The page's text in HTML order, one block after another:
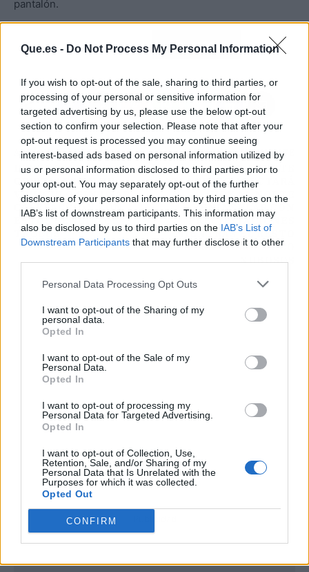
Que.es - Do Not Process My Personal Information
If you wish to opt-out of the sale, sharing to third parties, or
processing of your personal or sensitive information for
targeted advertising by us, please use the below opt-out
section to confirm your selection. Please note that after your
opt-out request is processed you may continue seeing
interest-based ads based on personal information utilized by
us or personal information disclosed to third parties prior to
your opt-out. You may separately opt-out of the further
disclosure of your personal information by third parties on the
IAB’s list of downstream participants. This information may
also be disclosed by us to third parties on the IAB’s List of
Downstream Participants that may further disclose it to other
Personal Data Processing Opt Outs
I want to opt-out of the Sharing of my
personal data.
Opted In
I want to opt-out of the Sale of my
Personal Data.
Opted In
I want to opt-out of processing my
Personal Data for Targeted Advertising.
Opted In
I want to opt-out of Collection, Use,
Retention, Sale, and/or Sharing of my
Personal Data that Is Unrelated with the
Purposes for which it was collected.
Opted Out
CONFIRM
pantalón.
Atrás Siguiente
ARTÍCULO ANTERIOR
DESEMPAÑA LOS
CRISTALES DE TU
VEHÍCULO SIN USAR
CALEFACCIÓN CON
ESTOS SENCILLOS
TRUCOS
ARTÍCULO SIGUIENTE
UN FRENTE
ATLÁNTICO AFECTARÁ
HOY AL NORTE
PENINSULAR CON
PRECIPITACIONES
MIENTRAS EL RESTO
TENDRÁ CIELOS POCO
NUBOSOS